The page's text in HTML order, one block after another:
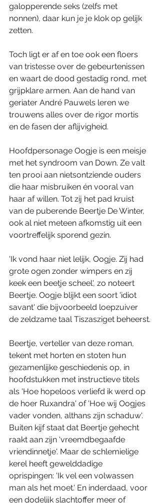
galopperende seks (zelfs met
nonnen), daar kun je je klok op gelijk
zetten.
Toch ligt er af en toe ook een floers
van tristesse over de gebeurtenissen
en waart de dood gestadig rond, met
grijpklare armen. Aan de hand van
geriater André Pauwels leren we
trouwens alles over de rigor mortis
en de fasen der aflijvigheid.
Hoofdpersonage Oogje is een meisje
met het syndroom van Down. Ze valt
ten prooi aan nietsontziende ouders
die haar misbruiken én vooral van
haar af willen. Tot zij het pad kruist
van de puberende Beertje De Winter,
ook al niet meteen afkomstig uit een
voortreffelijk sporend gezin.
'Ik vond haar niet lelijk, Oogje. Zij had
grote ogen zonder wimpers en zij
keek een beetje scheel', zo noteert
Beertje. Oogje blijkt een soort 'idiot
savant' die bijvoorbeeld loepzuiver
de zeldzame taal Tiszasziget beheerst.
Beertje, verteller van deze roman,
tekent met horten en stoten hun
gezamenlijke geschiedenis op, in
hoofdstukken met instructieve titels
als 'Hoe hopeloos verliefd ik werd op
de hoer Ruxandra' of 'Hoe wij Oogjes
vader vonden, althans zijn schaduw'.
Buiten kijf staat dat Beertje gehecht
raakt aan zijn 'vreemdbegaafde
vriendinnetje'. Maar de schlemielige
kerel heeft gewelddadige
oprispingen: 'Ik vel een volwassen
man als het moet.' En inderdaad, voor
een dodelijk slachtoffer meer of